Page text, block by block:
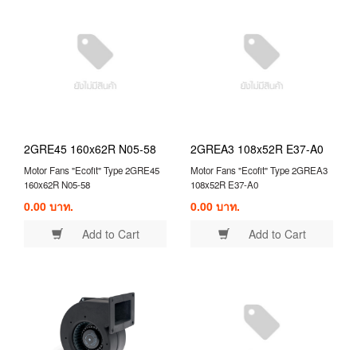
2GRE45 160x62R N05-58
Motor Fans "Ecofit" Type 2GRE45
160x62R N05-58
0.00 บาท.
Add to Cart
2GREA3 108x52R E37-A0
Motor Fans "Ecofit" Type 2GREA3
108x52R E37-A0
0.00 บาท.
Add to Cart